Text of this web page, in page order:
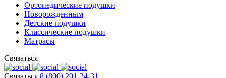
Ортопедические подушки
Новорожденным
Детские подушки
Классические подушки
Матрасы
Связаться